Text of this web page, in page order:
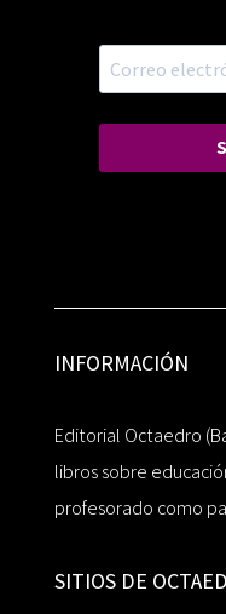
INFORMACIÓN
Editorial Octaedro
libros sobre
profesorado como
SITIOS DE